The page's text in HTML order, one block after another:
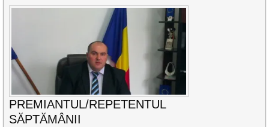
PREMIANTUL/REPETENTUL
SĂPTĂMÂNII